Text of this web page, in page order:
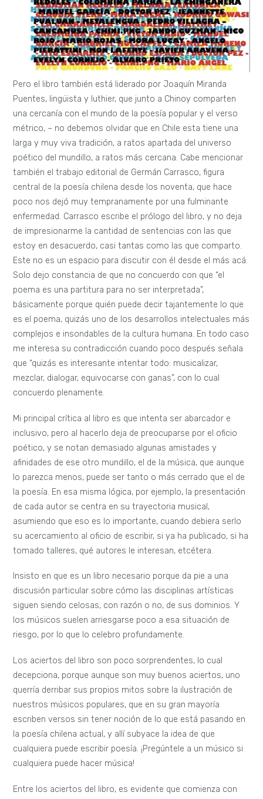
Pero el libro también está liderado por Joaquín Miranda
Puentes, lingüista y luthier, que junto a Chinoy comparten
una cercanía con el mundo de la poesía popular y el verso
métrico, – no debemos olvidar que en Chile esta tiene una
larga y muy viva tradición, a ratos apartada del universo
poético del mundillo, a ratos más cercana. Cabe mencionar
también el trabajo editorial de Germán Carrasco, figura
central de la poesía chilena desde los noventa, que hace
poco nos dejó muy tempranamente por una fulminante
enfermedad. Carrasco escribe el prólogo del libro, y no deja
de impresionarme la cantidad de sentencias con las que
estoy en desacuerdo, casi tantas como las que comparto.
Este no es un espacio para discutir con él desde el más acá.
Solo dejo constancia de que no concuerdo con que “el
poema es una partitura para no ser interpretada”,
básicamente porque quién puede decir tajantemente lo que
es el poema, quizás uno de los desarrollos intelectuales más
complejos e insondables de la cultura humana. En todo caso
me interesa su contradicción cuando poco después señala
que “quizás es interesante intentar todo: musicalizar,
mezclar, dialogar, equivocarse con ganas”, con lo cual
concuerdo plenamente.
Mi principal crítica al libro es que intenta ser abarcador e
inclusivo, pero al hacerlo deja de preocuparse por el oficio
poético, y se notan demasiado algunas amistades y
afinidades de ese otro mundillo, el de la música, que aunque
lo parezca menos, puede ser tanto o más cerrado que el de
la poesía. En esa misma lógica, por ejemplo, la presentación
de cada autor se centra en su trayectoria musical,
asumiendo que eso es lo importante, cuando debiera serlo
su acercamiento al oficio de escribir, si ya ha publicado, si ha
tomado talleres, qué autores le interesan, etcétera.
Insisto en que es un libro necesario porque da pie a una
discusión particular sobre cómo las disciplinas artísticas
siguen siendo celosas, con razón o no, de sus dominios. Y
los músicos suelen arriesgarse poco a esa situación de
riesgo, por lo que lo celebro profundamente.
Los aciertos del libro son poco sorprendentes, lo cual
decepciona, porque aunque son muy buenos aciertos, uno
querría derribar sus propios mitos sobre la ilustración de
nuestros músicos populares, que en su gran mayoría
escriben versos sin tener noción de lo que está pasando en
la poesía chilena actual, y allí subyace la idea de que
cualquiera puede escribir poesía. ¡Pregúntele a un músico si
cualquiera puede hacer música!
Entre los aciertos del libro, es evidente que comienza con